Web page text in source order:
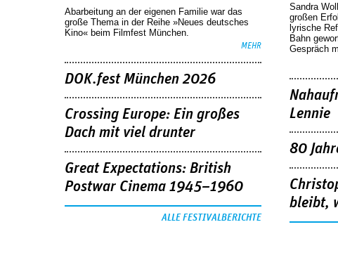
Abarbeitung an der eigenen Familie war das
große Thema in der Reihe »Neues deutsches
Kino« beim Filmfest München.
MEHR
DOK.fest München 2026
Crossing Europe: Ein großes
Dach mit viel drunter
Great Expectations: British
Postwar Cinema 1945–1960
ALLE FESTIVALBERICHTE
Sandra
großen
lyrische
Bahn
Gespräch
Lennie
80
bleibt,